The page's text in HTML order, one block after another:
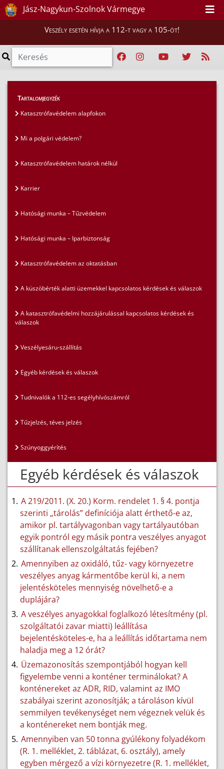
Jász-Nagykun-Szolnok Vármegye
Veszély esetén hívja a 112-t vagy a 105-öt!
GYIK > Gyakran ismételt kérdések
Egyéb kérdések és válaszok
Tartalomjegyzék
Katasztrófavédelem alapfokon
Mi a polgári védelem?
Katasztrófavédelem határok nélkül
Karrier
Hatósági munka – Tűzvédelem
Hatósági munka – Iparbiztonság
Katasztrófavédelem az oktatásban
A küszöbérték alatti üzemekkel kapcsolatos kérdések és válaszok
A katasztrófavédelmi hozzájárulással kapcsolatos kérdések és
válaszok
Veszélyesáru-szállítás
Egyéb kérdések és válaszok
Tudnivalók a 112-es segélyhívószámról
Tűzjelzés, téves jelzés
Szúnyoggyérítés
Egyéb kérdések és válaszok
A 219/2011. (X. 20.) Korm. rendelet 1. § 4. pontja
szerinti „tárolás” definíciója alatt érthető-e az,
amikor pl. tartályvagonban vagy tartályautóban
egyik pontról egy másik pontra veszélyes anyagot
szállítanak ellenszolgáltatás fejében?
Amennyiben az oxidáló, tűz- vagy környezetre
veszélyes anyag kármentőbe kerül ki, a nem
jelentésköteles mennyiség növelhető-e a
duplájára?
A veszélyes anyagokkal foglalkozó létesítmény (pl.
szolgáltatói zavar miatti) leállítása
bejelentésköteles-e, ha a leállítás időtartama nem
haladja meg a 12 órát?
Üzemazonosítás szempontjából hogyan kell
figyelembe venni a konténer terminálokat? A
konténereket az ADR, RID, valamint az IMO
szabályai szerint azonosítják; a tároláson kívül
semmilyen tevékenységet nem végeznek velük és
a konténereket nem bontják meg.
Amennyiben van 50 tonna gyúlékony folyadékom
(R. 1. melléklet, 2. táblázat, 6. osztály), amely
egyben mérgező a vízi környezetre (R. 1. melléklet,